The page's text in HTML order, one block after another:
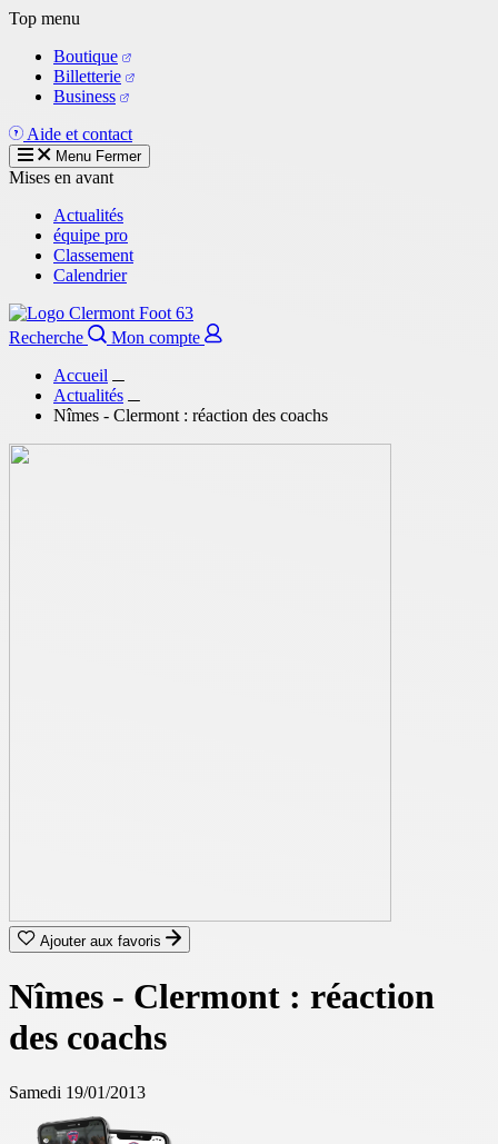
Aller
contenu
principal
Top menu
Boutique
Billetterie
Business
Aide et contact
Menu Fermer
Mises en avant
Actualités
équipe pro
Classement
Calendrier
Recherche
Mon compte
Accueil
Actualités
Nîmes - Clermont : réaction des coachs
Ajouter aux favoris
Nîmes - Clermont : réaction
des coachs
Samedi 19/01/2013